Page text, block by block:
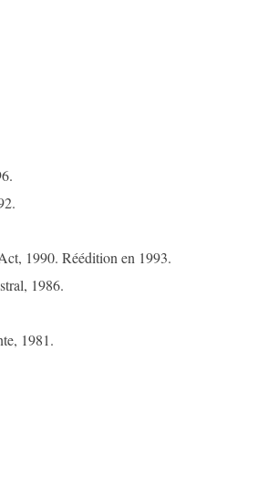
1990. Réédition en 1993.
1986.
1981.